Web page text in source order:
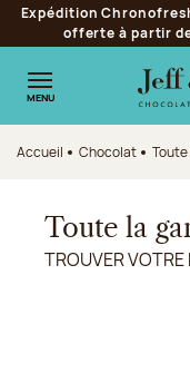
Aller à la navigation
Aller au contenu
Aller au pied de page
Expédition
offerte à partir
MENU
Accueil Chocolat Toute
Toute la
TROUVER VOTRE